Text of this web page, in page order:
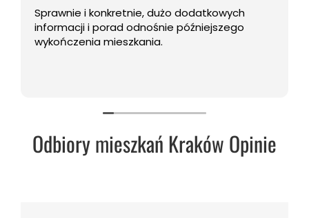
Sprawnie i konkretnie, dużo dodatkowych
informacji i porad odnośnie późniejszego
wykończenia mieszkania.
Odbiory mieszkań Kraków Opinie